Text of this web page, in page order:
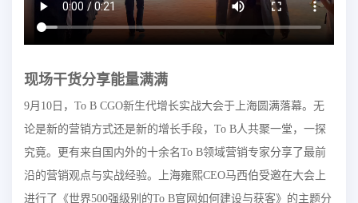
现场干货分享能量满满
9月10日，To B CGO新生代增长实战大会于上海圆满落幕。无
论是新的营销方式还是新的增长手段，To B人共聚一堂，一探
究竟。更有来自国内外的十余名To B领域营销专家分享了最前
沿的营销观点与实战经验。上海雍熙CEO马西伯受邀在大会上
进行了《世界500强级别的To B官网如何建设与获客》的主题分